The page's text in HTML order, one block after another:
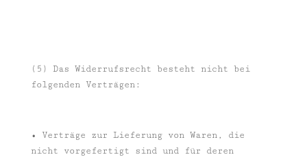
(5) Das Widerrufsrecht besteht nicht bei
folgenden Verträgen:
• Verträge zur Lieferung von Waren, die
nicht vorgefertigt sind und für deren